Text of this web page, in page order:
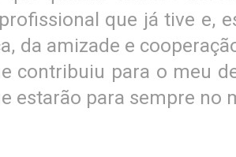
que já tive e,
da amizade e
contribuiu para o meu
estarão para sempre no